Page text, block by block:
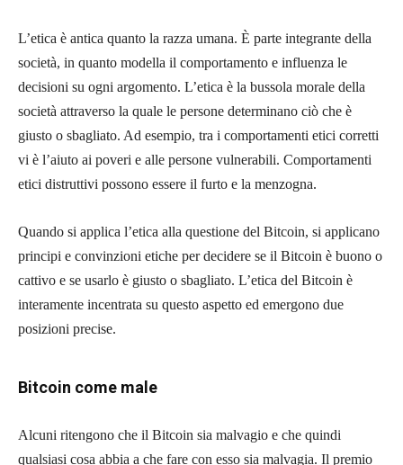
L’etica è antica quanto la razza umana. È parte integrante della
società, in quanto modella il comportamento e influenza le
decisioni su ogni argomento. L’etica è la bussola morale della
società attraverso la quale le persone determinano ciò che è
giusto o sbagliato. Ad esempio, tra i comportamenti etici corretti
vi è l’aiuto ai poveri e alle persone vulnerabili. Comportamenti
etici distruttivi possono essere il furto e la menzogna.
Quando si applica l’etica alla questione del Bitcoin, si applicano
principi e convinzioni etiche per decidere se il Bitcoin è buono o
cattivo e se usarlo è giusto o sbagliato. L’etica del Bitcoin è
interamente incentrata su questo aspetto ed emergono due
posizioni precise.
Bitcoin come male
Alcuni ritengono che il Bitcoin sia malvagio e che quindi
qualsiasi cosa abbia a che fare con esso sia malvagia. Il premio